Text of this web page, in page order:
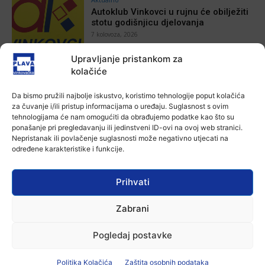
Upravljanje pristankom za
kolačiće
Da bismo pružili najbolje iskustvo, koristimo tehnologije poput kolačića
za čuvanje i/ili pristup informacijama o uređaju. Suglasnost s ovim
tehnologijama će nam omogućiti da obrađujemo podatke kao što su
ponašanje pri pregledavanju ili jedinstveni ID-ovi na ovoj web stranici.
Nepristanak ili povlačenje suglasnosti može negativno utjecati na
određene karakteristike i funkcije.
Prihvati
Zabrani
Pogledaj postavke
Politika Kolačića Zaštita osobnih podataka
Autoklub Vinkovci u rujnu će obilježiti
stotu godišnjicu djelovanja
7 kolovoza, 2026
Aktualno
Za dva tjedna započinje još jedna
7 kolovoza, 2026
Aktualno
U Županji održana Ljetna škola magije
7 kolovoza, 2026
Aktualno
Zbog niskog vodostaja otežana
6 kolovoza, 2026